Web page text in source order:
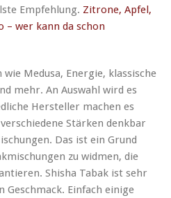
Empfehlung. Zitrone, Apfel,
– wer kann da schon
wie Medusa, Energie, klassische
mehr. An Auswahl wird es
Hersteller machen es
Stärken denkbar
Das ist ein Grund
zu widmen, die
Shisha Tabak ist sehr
Geschmack. Einfach einige